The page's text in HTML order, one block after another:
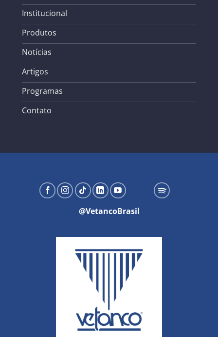
Institucional
Produtos
Notícias
Artigos
Programas
Contato
@VetancoBrasil